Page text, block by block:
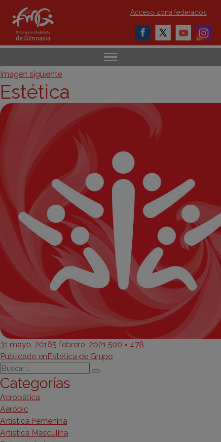
Acceso zona federados
Imagen siguiente
Estética
Publicado
el
31 mayo, 20165 febrero, 2021 Tamaño
completo
500 × 478
Navegación
de
entradas
Publicado enEstética de Grupo
Buscar
por:
Buscar
Categorías
Acrobática
Aeróbic
Artística Femenina
Artística Masculina